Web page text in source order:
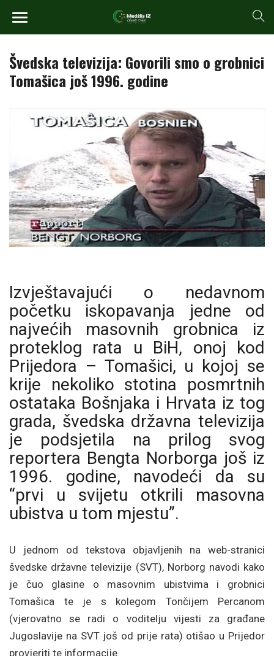
Švedska televizija: Govorili smo o grobnici
Tomašica još 1996. godine
Izvještavajući o nedavnom
početku iskopavanja jedne od
najvećih masovnih grobnica iz
proteklog rata u BiH, onoj kod
Prijedora – Tomašici, u kojoj se
krije nekoliko stotina posmrtnih
ostataka Bošnjaka i Hrvata iz tog
grada, švedska državna televizija
je podsjetila na prilog svog
reportera Bengta Norborga još iz
1996. godine, navodeći da su
“prvi u svijetu otkrili masovna
ubistva u tom mjestu”.
U jednom od tekstova objavljenih na web-stranici
švedske državne televizije (SVT), Norborg navodi kako
je čuo glasine o masovnim ubistvima i grobnici
Tomašica te je s kolegom Tončijem Percanom
(vjerovatno se radi o voditelju vijesti za građane
Jugoslavije na SVT još od prije rata) otišao u Prijedor
provjeriti te informacije.